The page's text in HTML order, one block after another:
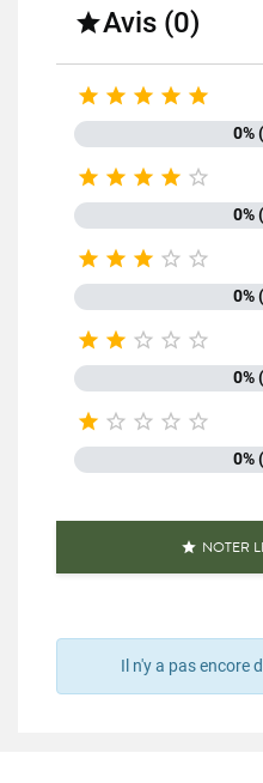
Avis (0)
    
0%
    
0%
    
0%
    
0%
    
0%
 NOTER
Il n'y a pas encore